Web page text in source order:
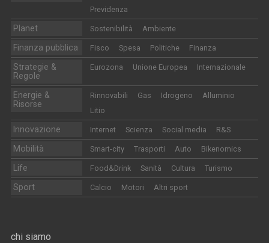
Previdenza
Planet Sostenibilità Ambiente
Finanza pubblica Fisco Spesa Politiche Finanza
Strategie &
Regole
Eurozona Unione Europea Internazionale
Energie &
Risorse
Rinnovabili Gas Idrogeno
Alluminio
Litio
Innovazione Internet Scienza Social media R&S
Mobilità Smart-city Trasporti Auto Bikenomics
Life Food&Drink Sanità Cultura Turismo
Sport Calcio Motori Altri sport
chi siamo